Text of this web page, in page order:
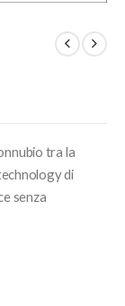
tra la
di
senza